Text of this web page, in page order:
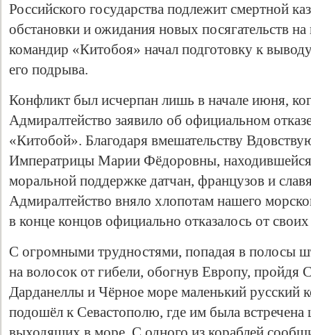
Российского государства подлежит смертной
обстановки и ожидания новых посягательств на
командир «Китобоя» начал подготовку к
его подрыва.
Конфликт был исчерпан лишь в начале июня,
Адмиралтейство заявило об официальном
«Китобой». Благодаря вмешательству
Императрицы Марии Фёдоровны, находившейся
моральной поддержке датчан, французов и
Адмиралтейство вняло хлопотам нашего
в конце концов официально отказалось от
С огромными трудностями, попадая в полосы
на волосок от гибели, обогнув Европу, пройдя
Дарданеллы и Чёрное море маленький русский
подошёл к Севастополю, где им была встречена